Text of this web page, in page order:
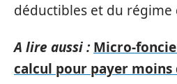
déductibles et du régime
A lire aussi : Micro-
calcul pour payer